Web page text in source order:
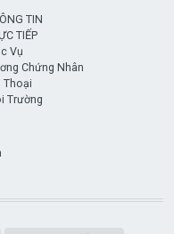
TIN
TIẾP
Vụ
Chứng Nhân
Thoại
Trường